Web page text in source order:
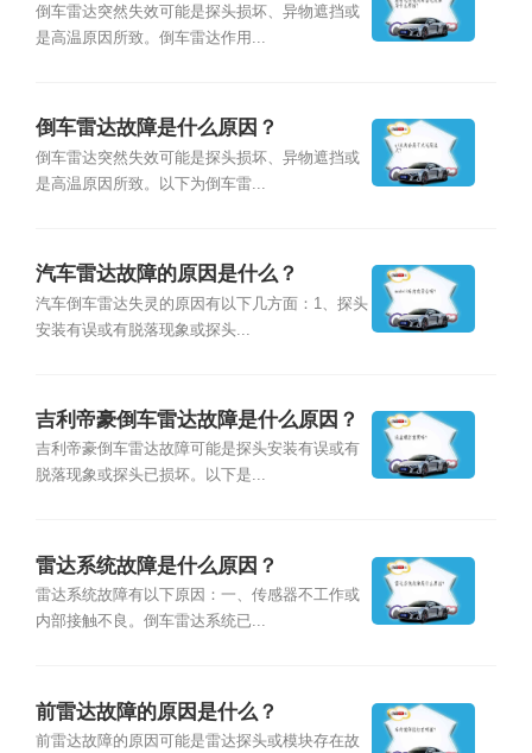
因？
倒车雷达突然失效可能是探头损坏、异物遮挡或
是高温原因所致。倒车雷达作用...
倒车雷达故障是什么原因？
倒车雷达突然失效可能是探头损坏、异物遮挡或
是高温原因所致。以下为倒车雷...
汽车雷达故障的原因是什么？
汽车倒车雷达失灵的原因有以下几方面：1、探头
安装有误或有脱落现象或探头...
吉利帝豪倒车雷达故障是什么原因？
吉利帝豪倒车雷达故障可能是探头安装有误或有
脱落现象或探头已损坏。以下是...
雷达系统故障是什么原因？
雷达系统故障有以下原因：一、传感器不工作或
内部接触不良。倒车雷达系统已...
前雷达故障的原因是什么？
前雷达故障的原因可能是雷达探头或模块存在故